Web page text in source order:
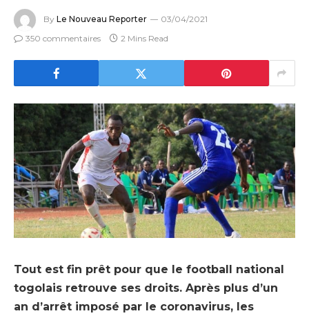
By Le Nouveau Reporter
03/04/2021
350 commentaires
2 Mins Read
Tout est fin prêt pour que le football national
togolais retrouve ses droits. Après plus d’un
an d’arrêt imposé par le coronavirus, les